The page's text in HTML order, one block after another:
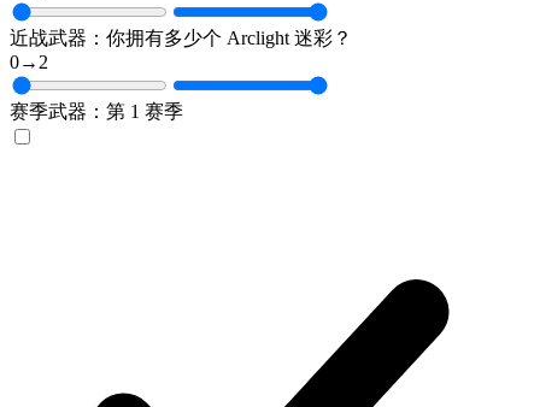
近战武器：你拥有多少个 Arclight 迷彩？
0→2
赛季武器：第 1 赛季